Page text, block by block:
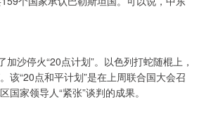
加沙停火“20点计划”。以色列打蛇随棍上，
该“20点和平计划”是在上周联合国大会召
国家领导人“紧张”谈判的成果。